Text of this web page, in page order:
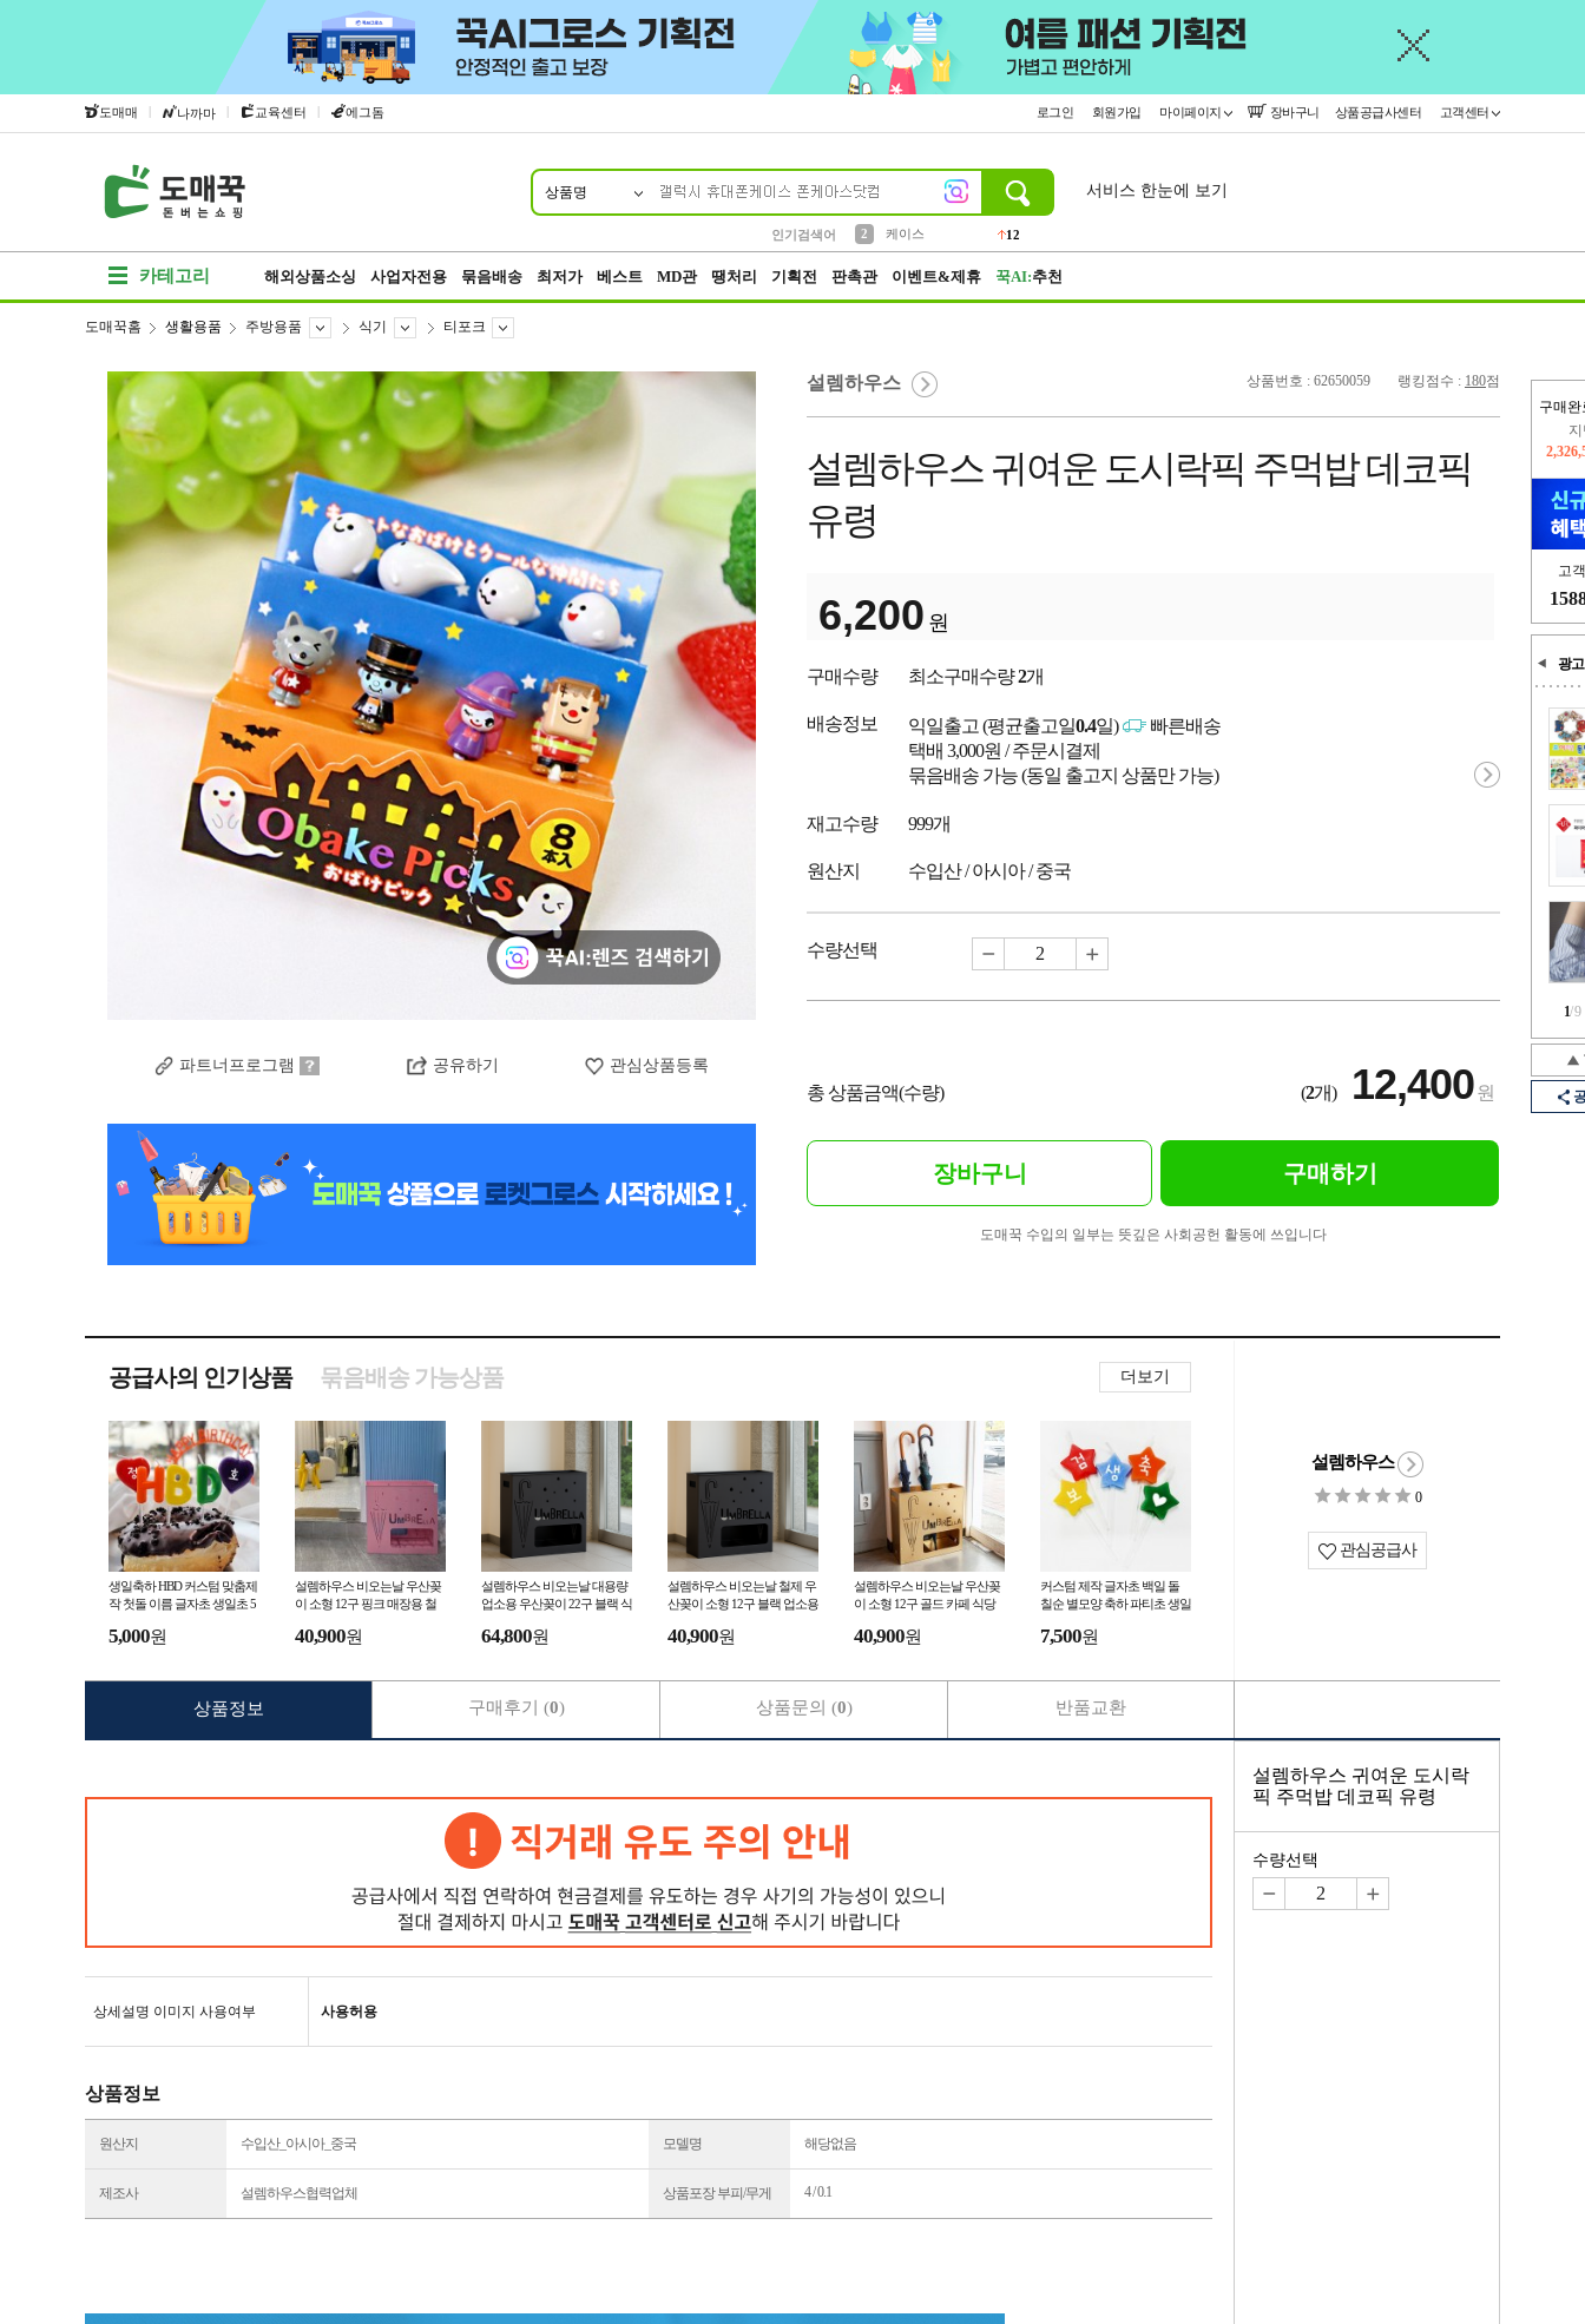
도매매 | 나까마 | 교육센터 | 에그돔 로그인 회원가입 마이페이지 장바구니 상품공급사센터 고객센터
상품명
인기검색어
2
케이스
12
서비스 한눈에 보기
카테고리 해외상품소싱 사업자전용 묶음배송 최저가 베스트 MD관 땡처리 기획전 판촉관 이벤트&제휴 꾹AI:추천
구매완
고
광고
1/9
도매꾹홈 생활용품 주방용품 식기 티포크
파트너프로그램 공유하기 관심상품등록
상품번호 : 62650059 랭킹점수 : 180점
설렘하우스
설렘하우스 귀여운 도시락픽 주먹밥 데코픽
유령
6,200 원
구매수량 최소구매수량2개
배송정보 익일출고 (평균출고일0.4일)
빠른배송
택배 3,000원 / 주문시결제
묶음배송 가능 (동일 출고지 상품만 가능)
재고수량 999개
원산지 수입산 / 아시아 / 중국
수량선택
총 상품금액(수량) (2개) 12,400원
장바구니 구매하기
도매꾹 수입의 일부는 뜻깊은 사회공헌 활동에 쓰입니다
공급사의 인기상품 더보기
묶음배송 가능상품
생일축하 HBD 커스텀 맞춤제
작 첫돌 이름 글자초 생일초 5
5,000원
설렘하우스 비오는날 우산꽂
이 소형 12구 핑크 매장용 철
40,900원
설렘하우스 비오는날 대용량
업소용 우산꽂이 22구 블랙 식
산꽂이
64,800원
설렘하우스 비오는날 철제 우
산꽂이 소형 12구 블랙 업소용
이
40,900원
설렘하우스 비오는날 우산꽂
이 소형 12구 골드 카페 식당
40,900원
커스텀 제작 글자초 백일 돌
칠순 별모양 축하 파티초 생일
7,500원
설렘하우스
0
관심공급사
상세설명 이미지 사용여부 사용허용
상품정보
원산지 수입산_아시아_중국 모델명 해당없음
제조사 설렘하우스협력업체 상품포장 부피/무게 4 / 0.1
상품정보 구매후기 (0) 상품문의 (0) 반품교환
설렘하우스 귀여운 도시락
픽 주먹밥 데코픽 유령
수량선택